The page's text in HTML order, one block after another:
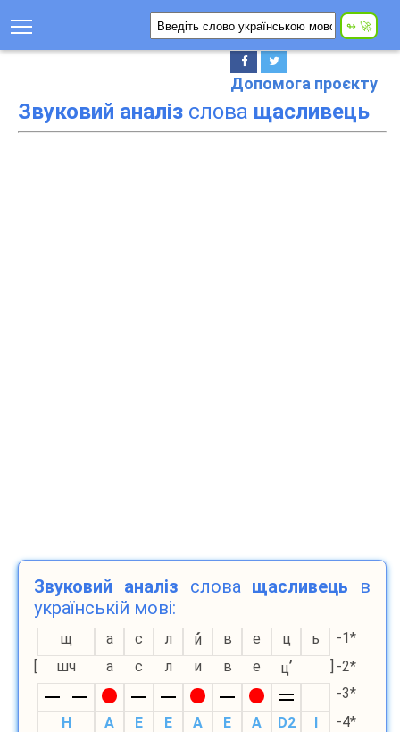
Допомога проєкту
Звуковий аналіз слова щасливець
Звуковий аналіз слова щасливець в
українській мові:
щ а с л и в е ц ь
-1*
[
шч а с л и в е ц’ ] -2*
-3*
H
A E E A E A D2 I
-4*